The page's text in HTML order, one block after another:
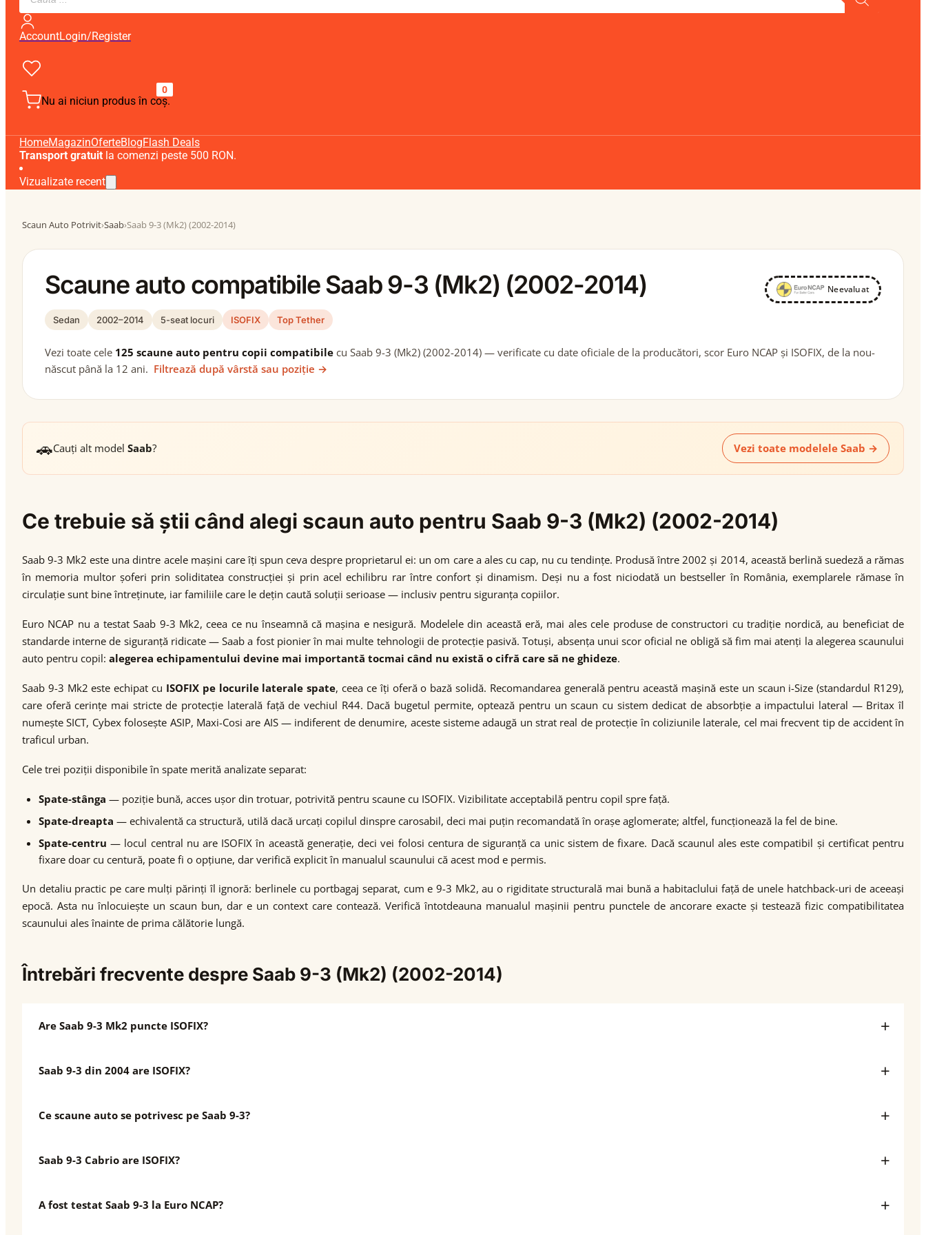
AccountLogin/Register
0
Nu ai niciun produs în coș.
HomeMagazinOferteBlogFlash Deals
Transport gratuit la comenzi peste 500 RON.
Vizualizate recent
Scaun Auto Potrivit›Saab›Saab 9-3 (Mk2) (2002-2014)
Scaune auto compatibile Saab 9-3 (Mk2) (2002-2014) Neevaluat
Sedan 2002–2014 5-seat locuri ISOFIX Top Tether
Vezi toate cele 125 scaune auto pentru copii compatibile cu Saab 9-3 (Mk2) (2002-2014) — verificate cu date oficiale de la producători, scor Euro NCAP și ISOFIX, de la nou-
născut până la 12 ani. Filtrează după vârstă sau poziție →
🚗Cauți alt model Saab? Vezi toate modelele Saab →
Ce trebuie să știi când alegi scaun auto pentru Saab 9-3 (Mk2) (2002-2014)
Saab 9-3 Mk2 este una dintre acele mașini care îți spun ceva despre proprietarul ei: un om care a ales cu cap, nu cu tendințe. Produsă între 2002 și 2014, această berlină suedeză a rămas
în memoria multor șoferi prin soliditatea construcției și prin acel echilibru rar între confort și dinamism. Deși nu a fost niciodată un bestseller în România, exemplarele rămase în
circulație sunt bine întreținute, iar familiile care le dețin caută soluții serioase — inclusiv pentru siguranța copiilor.
Euro NCAP nu a testat Saab 9-3 Mk2, ceea ce nu înseamnă că mașina e nesigură. Modelele din această eră, mai ales cele produse de constructori cu tradiție nordică, au beneficiat de
standarde interne de siguranță ridicate — Saab a fost pionier în mai multe tehnologii de protecție pasivă. Totuși, absența unui scor oficial ne obligă să fim mai atenți la alegerea scaunului
auto pentru copil: alegerea echipamentului devine mai importantă tocmai când nu există o cifră care să ne ghideze.
Saab 9-3 Mk2 este echipat cu ISOFIX pe locurile laterale spate, ceea ce îți oferă o bază solidă. Recomandarea generală pentru această mașină este un scaun i-Size (standardul R129),
care oferă cerințe mai stricte de protecție laterală față de vechiul R44. Dacă bugetul permite, optează pentru un scaun cu sistem dedicat de absorbție a impactului lateral — Britax îl
numește SICT, Cybex folosește ASIP, Maxi-Cosi are AIS — indiferent de denumire, aceste sisteme adaugă un strat real de protecție în coliziunile laterale, cel mai frecvent tip de accident în
traficul urban.
Cele trei poziții disponibile în spate merită analizate separat:
Spate-stânga — poziție bună, acces ușor din trotuar, potrivită pentru scaune cu ISOFIX. Vizibilitate acceptabilă pentru copil spre față.
Spate-dreapta — echivalentă ca structură, utilă dacă urcați copilul dinspre carosabil, deci mai puțin recomandată în orașe aglomerate; altfel, funcționează la fel de bine.
Spate-centru — locul central nu are ISOFIX în această generație, deci vei folosi centura de siguranță ca unic sistem de fixare. Dacă scaunul ales este compatibil și certificat pentru
fixare doar cu centură, poate fi o opțiune, dar verifică explicit în manualul scaunului că acest mod e permis.
Un detaliu practic pe care mulți părinți îl ignoră: berlinele cu portbagaj separat, cum e 9-3 Mk2, au o rigiditate structurală mai bună a habitaclului față de unele hatchback-uri de aceeași
epocă. Asta nu înlocuiește un scaun bun, dar e un context care contează. Verifică întotdeauna manualul mașinii pentru punctele de ancorare exacte și testează fizic compatibilitatea
scaunului ales înainte de prima călătorie lungă.
Întrebări frecvente despre Saab 9-3 (Mk2) (2002-2014)
Are Saab 9-3 Mk2 puncte ISOFIX?
Saab 9-3 din 2004 are ISOFIX?
Ce scaune auto se potrivesc pe Saab 9-3?
Saab 9-3 Cabrio are ISOFIX?
A fost testat Saab 9-3 la Euro NCAP?